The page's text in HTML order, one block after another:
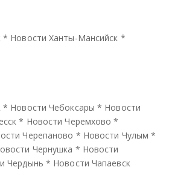
* Новости Ханты-Мансийск *
* Новости Чебоксары * Новости
* Новости Черемхово *
Черепаново * Новости Чулым *
Чернушка * Новости
Чердынь * Новости Чапаевск